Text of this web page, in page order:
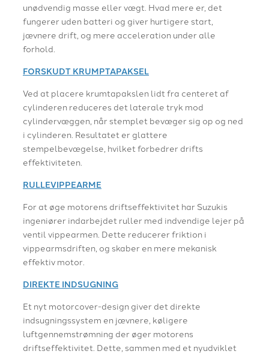
unødvendig masse eller vægt. Hvad mere er, det
fungerer uden batteri og giver hurtigere start,
jævnere drift, og mere acceleration under alle
forhold.
FORSKUDT KRUMPTAPAKSEL
Ved at placere krumtapakslen lidt fra centeret af
cylinderen reduceres det laterale tryk mod
cylindervæggen, når stemplet bevæger sig op og ned
i cylinderen. Resultatet er glattere
stempelbevægelse, hvilket forbedrer drifts
effektiviteten.
RULLEVIPPEARME
For at øge motorens driftseffektivitet har Suzukis
ingeniører indarbejdet ruller med indvendige lejer på
ventil vippearmen. Dette reducerer friktion i
vippearmsdriften, og skaber en mere mekanisk
effektiv motor.
DIREKTE INDSUGNING
Et nyt motorcover-design giver det direkte
indsugningssystem en jævnere, køligere
luftgennemstrømning der øger motorens
driftseffektivitet. Dette, sammen med et nyudviklet